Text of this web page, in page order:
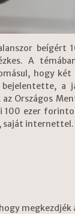
beígért
A
hogy
bejelentette, a
az Országos
100 ezer
saját internettel.